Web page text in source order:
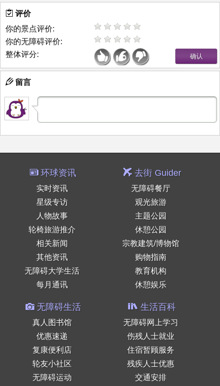
评价
你的景点评价:
你的无障碍评价:
整体评分:
留言
环球资讯
实时资讯
星级专访
人物故事
轮椅旅游推介
相关新闻
其他资讯
无障碍大学生活
每月通讯
去街 Guider
无障碍餐厅
观光旅游
主题公园
休憩公园
宗教建筑/博物馆
购物指南
教育机构
休憩娱乐
无障碍生活
真人图书馆
优惠速递
复康便利店
轮友小社区
无障碍运动
生活百科
无障碍网上学习
伤残人士就业
住宿暂顾服务
残疾人士优惠
交通安排